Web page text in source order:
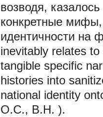
возводя,
конкретные
идентичности на
inevitably relates
tangible specific
histories into
national identity
О.С., В.Н. ).